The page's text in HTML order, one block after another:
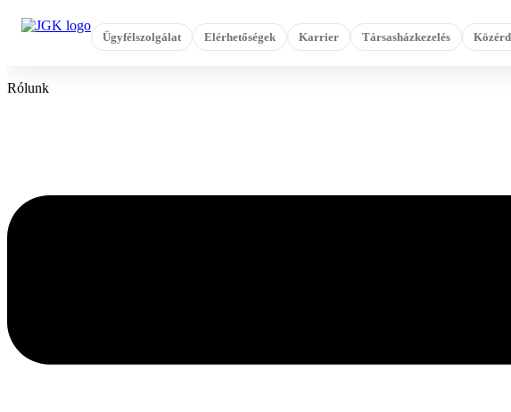
Ügyfélszolgálat Elérhetőségek Karrier Társasházkezelés
Rólunk